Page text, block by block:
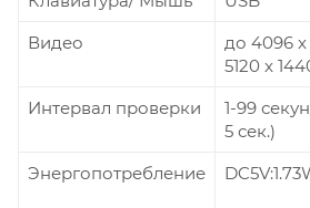
Видео
до 4096 x
5120 x
Интервал проверки
1-99
5 сек.)
Энергопотребление